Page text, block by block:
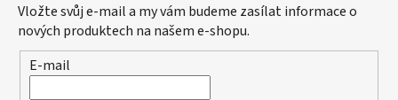
Vložte svůj e-mail a my vám budeme zasílat informace o
nových produktech na našem e-shopu.
E-mail